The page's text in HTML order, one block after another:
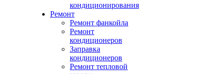
кондиционирования
Ремонт
Ремонт фанкойла
Ремонт
кондиционеров
Заправка
кондиционеров
Ремонт тепловой